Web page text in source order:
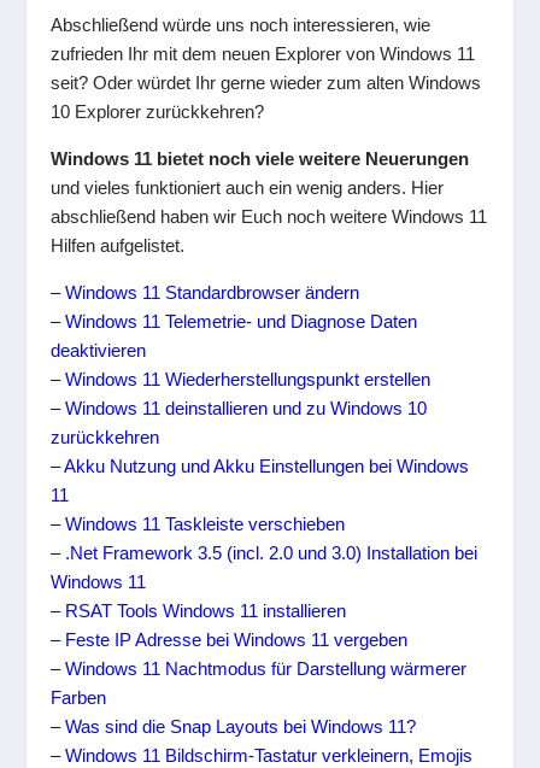
Abschließend würde uns noch interessieren, wie
zufrieden Ihr mit dem neuen Explorer von Windows 11
seit? Oder würdet Ihr gerne wieder zum alten Windows
10 Explorer zurückkehren?
Windows 11 bietet noch viele weitere Neuerungen
und vieles funktioniert auch ein wenig anders. Hier
abschließend haben wir Euch noch weitere Windows 11
Hilfen aufgelistet.
– Windows 11 Standardbrowser ändern
– Windows 11 Telemetrie- und Diagnose Daten
deaktivieren
– Windows 11 Wiederherstellungspunkt erstellen
– Windows 11 deinstallieren und zu Windows 10
zurückkehren
– Akku Nutzung und Akku Einstellungen bei Windows
11
– Windows 11 Taskleiste verschieben
– .Net Framework 3.5 (incl. 2.0 und 3.0) Installation bei
Windows 11
– RSAT Tools Windows 11 installieren
– Feste IP Adresse bei Windows 11 vergeben
– Windows 11 Nachtmodus für Darstellung wärmerer
Farben
– Was sind die Snap Layouts bei Windows 11?
– Windows 11 Bildschirm-Tastatur verkleinern, Emojis